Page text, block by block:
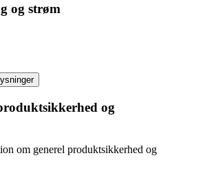
og strøm
og
om generel produktsikkerhed og